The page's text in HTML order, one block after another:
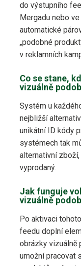
do výstupního
Mergadu nebo
automatické
„podobné
v reklamních
Co se stane,
vizuálně
Systém u
nejbližší
unikátní ID kódy
systémech tak
alternativní
vyprodaný.
Jak funguje
vizuálně
Po aktivaci
feedu doplní
obrázky vizuálně
umožní pracovat